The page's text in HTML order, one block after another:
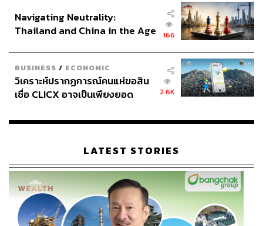
Navigating Neutrality:
Thailand and China in the Age
166
BUSINESS / ECONOMIC
วิเคราะห์ปรากฏการณ์คนแห่ขอสิน
เชื่อ CLICX อาจเป็นเพียงยอด
เรือนไทยที่ถูกซุกไว้
2.6K
LATEST STORIES